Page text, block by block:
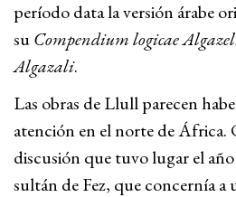
período data la versión árabe
suCompendium logicae
Algazali.
Las obras de Llull parecen
atención en el norte de África.
discusión que tuvo lugar el
sultán de Fez, que concernía a